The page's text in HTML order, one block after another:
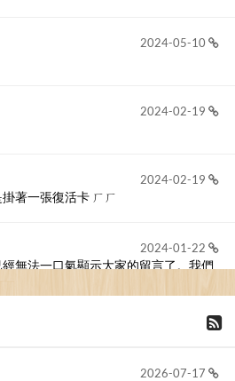
2024-05-10
2024-02-19
2024-02-19
著一張復活卡 ㄏㄏ
2024-01-22
無法一口氣顯示大家的留言了。我們
2026-07-17